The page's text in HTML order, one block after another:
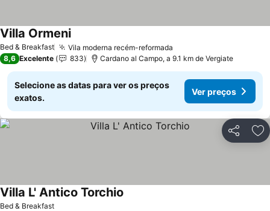
Bed & Breakfast Vila moderna recém-reformada
Villa OrmeniVer preços
8,6 Excelente 833 Cardano al Campo, a 9.1 km de Vergiate
Selecione as datas para ver os preços
exatos.
Ver preços
Partilhar
Bed & Breakfast
Villa L' Antico Torchio